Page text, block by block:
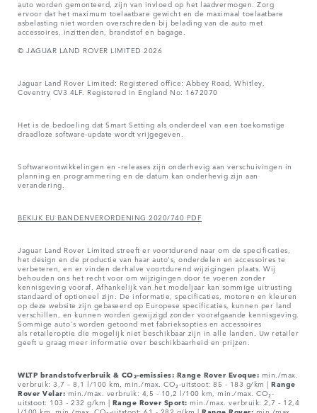
auto worden gemonteerd, zijn van invloed op het laadvermogen. Zorg
ervoor dat het maximum toelaatbare gewicht en de maximaal toelaatbare
asbelasting niet worden overschreden bij belading van de auto met
accessoires, inzittenden, brandstof en bagage.
© JAGUAR LAND ROVER LIMITED 2026
Jaguar Land Rover Limited: Registered office: Abbey Road, Whitley,
Coventry CV3 4LF. Registered in England No: 1672070
Het is de bedoeling dat Smart Setting als onderdeel van een toekomstige
draadloze software-update wordt vrijgegeven.
Softwareontwikkelingen en -releases zijn onderhevig aan verschuivingen in
planning en programmering en de datum kan onderhevig zijn aan
verandering.
BEKIJK EU BANDENVERORDENING 2020/740 PDF
Jaguar Land Rover Limited streeft er voortdurend naar om de specificaties,
het design en de productie van haar auto's, onderdelen en accessoires te
verbeteren, en er vinden derhalve voortdurend wijzigingen plaats. Wij
behouden ons het recht voor om wijzigingen door te voeren zonder
kennisgeving vooraf. Afhankelijk van het modeljaar kan sommige uitrusting
standaard of optioneel zijn. De informatie, specificaties, motoren en kleuren
op deze website zijn gebaseerd op Europese specificaties, kunnen per land
verschillen, en kunnen worden gewijzigd zonder voorafgaande kennisgeving.
Sommige auto's worden getoond met fabrieksopties en accessoires
als retaileroptie die mogelijk niet beschikbaar zijn in alle landen. Uw retailer
geeft u graag meer informatie over beschikbaarheid en prijzen.
WLTP brandstofverbruik & CO₂-emissies: Range Rover Evoque: min./max.
verbruik: 3,7 – 8,1 l/100 km, min./max. CO₂-uitstoot: 85 - 183 g/km | Range
Rover Velar: min./max. verbruik: 4,5 - 10,2 l/100 km, min./max. CO₂-
uitstoot: 103 - 232 g/km | Range Rover Sport: min./max. verbruik: 2,7 - 12,4
l/100 km, min./max. CO₂-uitstoot: 61 - 282 g/km | Range Rover: min./max.